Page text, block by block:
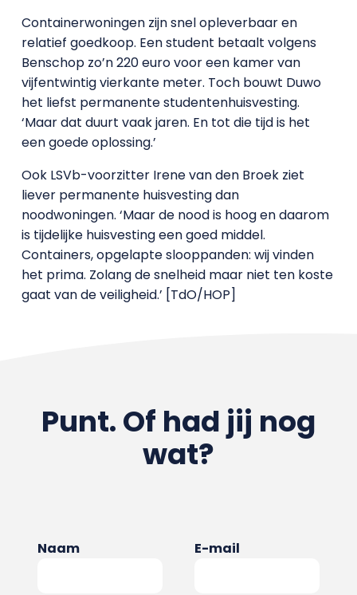
Containerwoningen zijn snel opleverbaar en
relatief goedkoop. Een student betaalt volgens
Benschop zo’n 220 euro voor een kamer van
vijfentwintig vierkante meter. Toch bouwt Duwo
het liefst permanente studentenhuisvesting.
‘Maar dat duurt vaak jaren. En tot die tijd is het
een goede oplossing.’
Ook LSVb-voorzitter Irene van den Broek ziet
liever permanente huisvesting dan
noodwoningen. ‘Maar de nood is hoog en daarom
is tijdelijke huisvesting een goed middel.
Containers, opgelapte slooppanden: wij vinden
het prima. Zolang de snelheid maar niet ten koste
gaat van de veiligheid.’ [TdO/HOP]
Punt. Of had jij nog
wat?
Naam E-mail